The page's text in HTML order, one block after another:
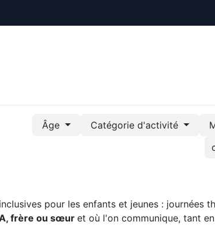
Âge Catégorie d'activité
pour les enfants et jeunes : journées
frère ou sœuret où l'on communique, tant en